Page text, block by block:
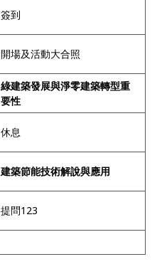
簽到
開場及活動大合照
綠建築發展與淨零建築轉型重
要性
休息
建築節能技術解說與應用
提問123